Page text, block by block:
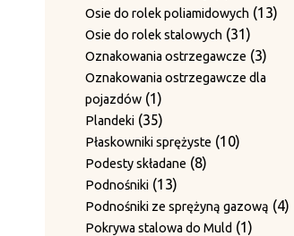
produktów
Osie do rolek poliamidowych 1313
Osie do rolek stalowych 3131
Oznakowania ostrzegawcze 33
Oznakowania ostrzegawcze dla
pojazdów
11
produkt
Plandeki 3535
produktów
Płaskowniki sprężyste 1010
Podesty składane 88
Podnośniki 1313
produktów
Podnośniki ze sprężyną gazową 44
Pokrywa stalowa do Muld 11